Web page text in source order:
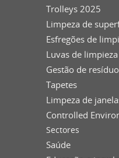
Trolleys 2025
Limpeza de
Esfregões de
Luvas de limpieza
Gestão de
Tapetes
Limpeza de
Controlled
Sectores
Saúde